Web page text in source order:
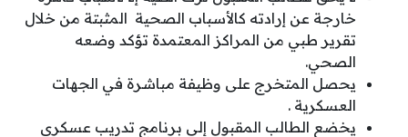
خارجة عن إرادته كالأسباب الصحية المثبتة من خلال
تقرير طبي من المراكز المعتمدة تؤكد وضعه
الصحي.
يحصل المتخرج على وظيفة مباشرة في الجهات
العسكرية .
يخضع الطالب المقبول إلى برنامج تدريب عسكري